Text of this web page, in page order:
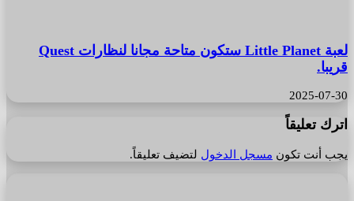
لعبة Little Planet ستكون متاحة مجانا لنظارات Quest
قريبا.
2025-07-30
اترك تعليقاً
يجب أنت تكون مسجل الدخول لتضيف تعليقاً.